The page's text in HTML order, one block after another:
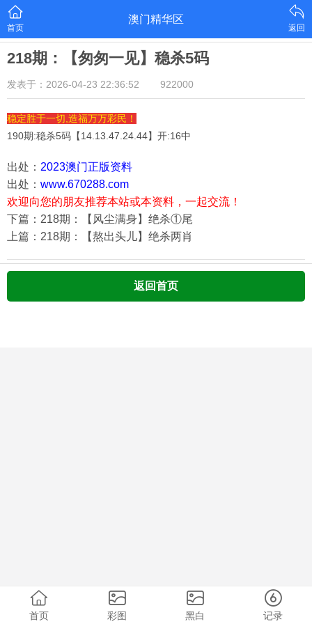
首页
澳门精华区
返回
218期：【匆匆一见】稳杀5码
发表于：2026-04-23 22:36:52 922000
稳定胜于一切,造福万万彩民！
190期:稳杀5码【14.13.47.24.44】开:16中
出处： 2023澳门正版资料
出处： www.670288.com
欢迎向您的朋友推荐本站或本资料，一起交流！
下篇：218期：【风尘满身】绝杀①尾
上篇：218期：【熬出头儿】绝杀两肖
返回首页
首页 彩图 黑白 记录